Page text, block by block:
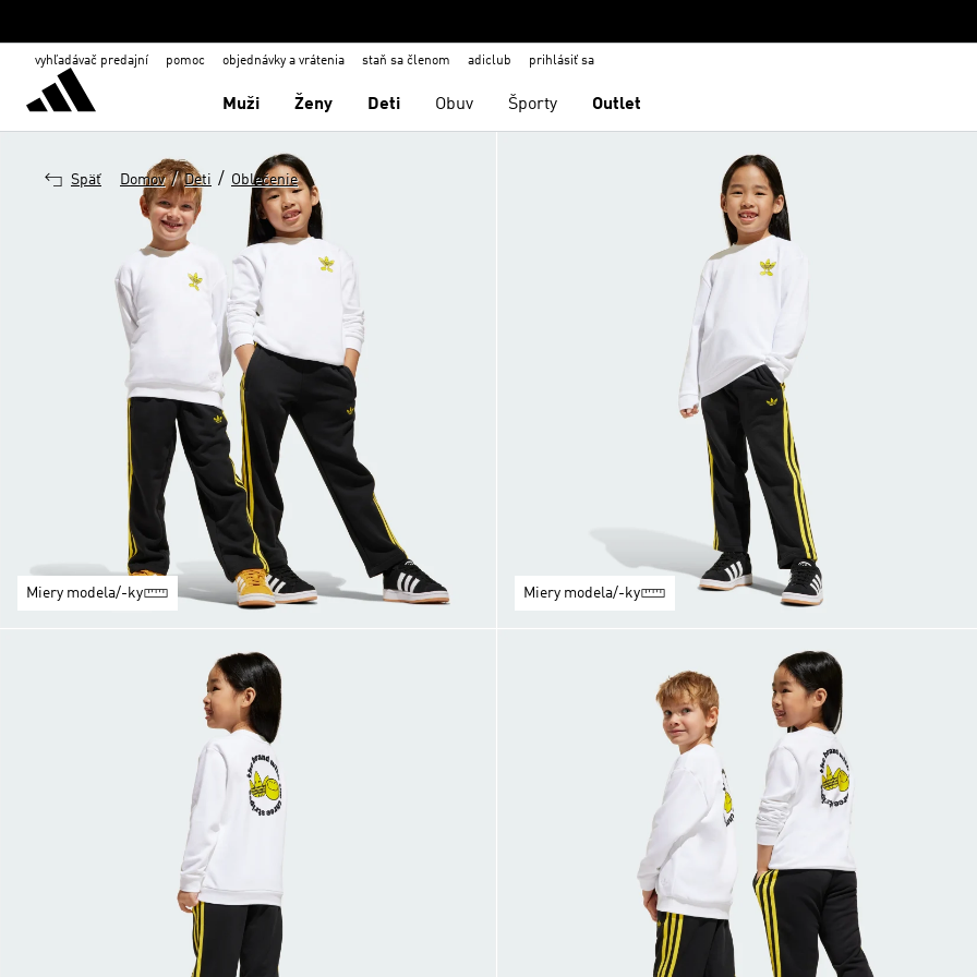
vyhľadávač predajní pomoc objednávky a vrátenia staň sa členom adiclub prihlásiť sa
Muži Ženy Deti Obuv Športy Outlet
Späť Domov / Deti / Oblečenie
Miery modela/-ky Miery modela/-ky